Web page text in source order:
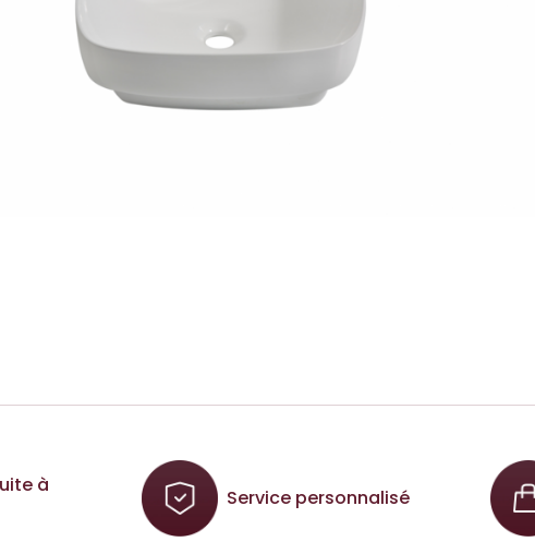
à
Service personnalisé